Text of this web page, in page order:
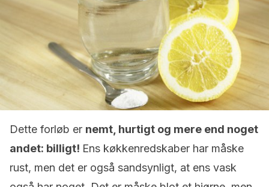
Dette forløb er nemt, hurtigt og mere end noget
andet: billigt! Ens køkkenredskaber har måske
rust, men det er også sandsynligt, at ens vask